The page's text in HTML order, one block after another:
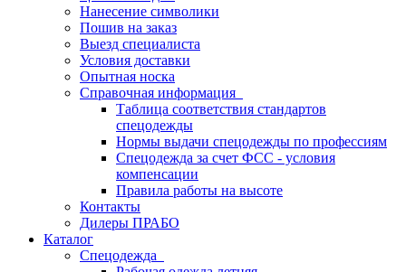
Нанесение символики
Пошив на заказ
Выезд специалиста
Условия доставки
Опытная носка
Справочная информация
Таблица соответствия стандартов
спецодежды
Нормы выдачи спецодежды по профессиям
Спецодежда за счет ФСС - условия
компенсации
Правила работы на высоте
Контакты
Дилеры ПРАБО
Каталог
Спецодежда